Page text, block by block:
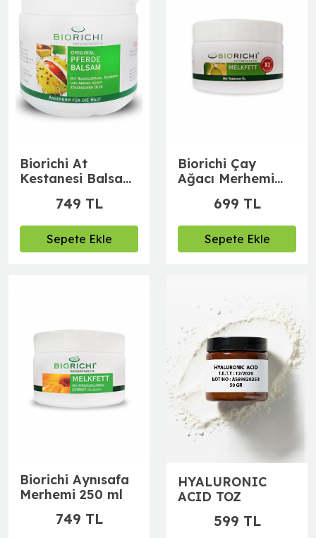
Biorichi At
Kestanesi Balsam
749 TL
Sepete Ekle
Biorichi Çay
Ağacı Merhemi
699 TL
Sepete Ekle
Biorichi Aynısafa
Merhemi 250 ml
749 TL
HYALURONIC
ACID TOZ
599 TL